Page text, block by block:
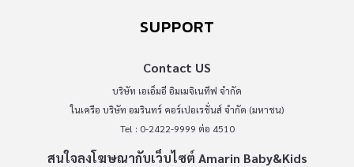
SUPPORT
Contact US
บริษัท เอเอ็มอี อิมเมจิเนทีฟ จำกัด
ในเครือ บริษัท อมรินทร์ คอร์เปอเรชั่นส์ จำกัด (มหาชน)
Tel : 0-2422-9999 ต่อ 4510
สนใจลงโฆษณากับเว็บไซต์ Amarin Baby&Kids